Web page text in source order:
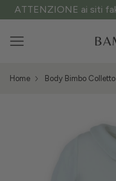
ATTENZIONE ai siti
Home Body Bimbo